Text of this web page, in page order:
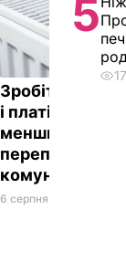
Зробіть це
і платіжки
меншими. Як не
переплачувати
комуналку
6 серпня, 17.13
5